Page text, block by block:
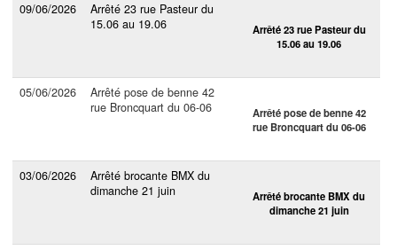
09/06/2026
Arrêté 23 rue Pasteur du
15.06 au 19.06
Arrêté 23 rue Pasteur du
15.06 au 19.06
05/06/2026
Arrêté pose de benne 42
rue Broncquart du 06-06
Arrêté pose de benne 42
rue Broncquart du 06-06
03/06/2026
Arrêté brocante BMX du
dimanche 21 juin
Arrêté brocante BMX du
dimanche 21 juin